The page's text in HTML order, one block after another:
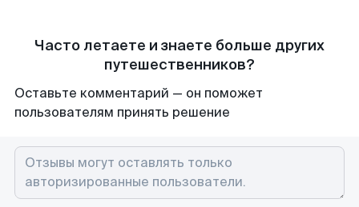
Часто летаете и знаете больше других
путешественников?
Оставьте комментарий — он поможет
пользователям принять решение